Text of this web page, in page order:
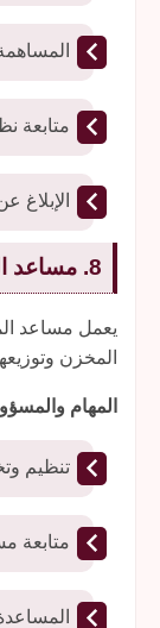
متابعة
8. مساعد المخزن والتوزيع
يعمل مساعد
المخزن
المهام
تنظيم
متابعة